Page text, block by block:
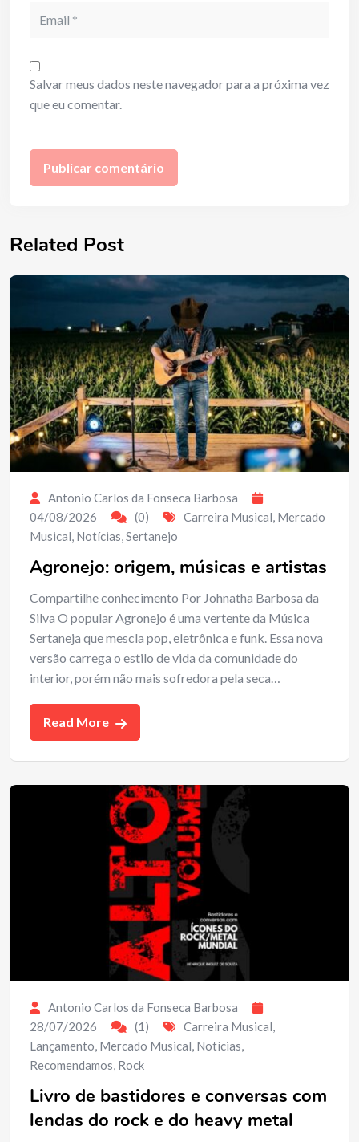
Salvar meus dados neste navegador para a próxima vez
que eu comentar.
Related Post
Antonio Carlos da Fonseca Barbosa
04/08/2026
(0) Carreira Musical, Mercado
Musical, Notícias,Sertanejo
Agronejo: origem, músicas e artistas
Compartilhe conhecimento Por Johnatha Barbosa da
Silva O popular Agronejo é uma vertente da Música
Sertaneja que mescla pop, eletrônica e funk. Essa nova
versão carrega o estilo de vida da comunidade do
interior, porém não mais sofredora pela seca…
Read More
Antonio Carlos da Fonseca Barbosa
28/07/2026
(1) Carreira Musical,
Lançamento, Mercado Musical, Notícias,
Recomendamos, Rock
Livro de bastidores e conversas com
lendas do rock e do heavy metal